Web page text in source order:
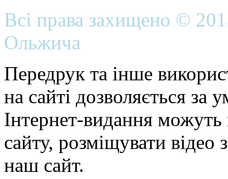
Всі права захищено ©
Ольжича
Передрук та інше
на сайті дозволяється
Інтернет-видання можуть
сайту, розміщувати відео
наш сайт.